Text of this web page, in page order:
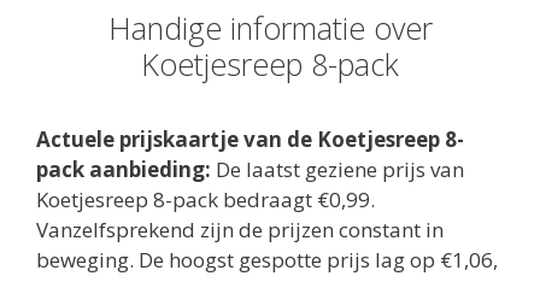
Handige informatie over
Koetjesreep 8-pack
Actuele prijskaartje van de Koetjesreep 8-
pack aanbieding: De laatst geziene prijs van
Koetjesreep 8-pack bedraagt €0,99.
Vanzelfsprekend zijn de prijzen constant in
beweging. De hoogst gespotte prijs lag op €1,06,